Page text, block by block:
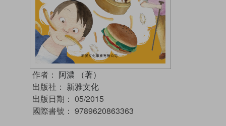
作者： 阿濃 （著）
出版社： 新雅文化
出版日期： 05/2015
國際書號： 9789620863363